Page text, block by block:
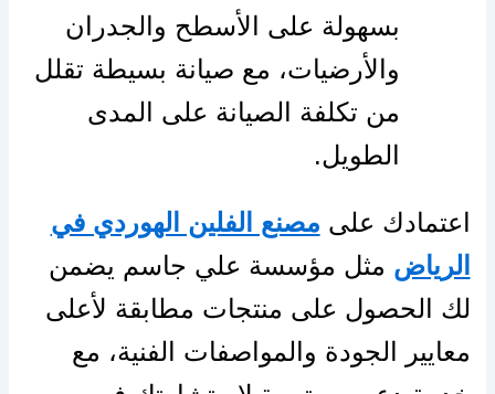
بسهولة على الأسطح والجدران
والأرضيات، مع صيانة بسيطة تقلل
من تكلفة الصيانة على المدى
الطويل.
اعتمادك على مصنع الفلين الهوردي في
الرياض مثل مؤسسة علي جاسم يضمن
لك الحصول على منتجات مطابقة لأعلى
معايير الجودة والمواصفات الفنية، مع